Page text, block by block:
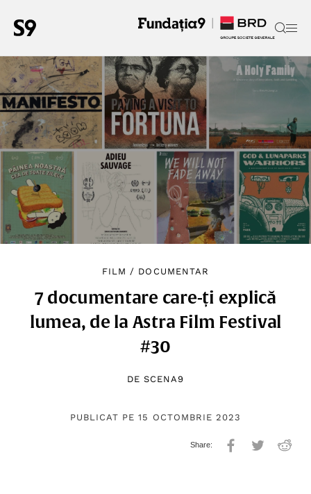
FILM / DOCUMENTAR
7 documentare care-ți explică
lumea, de la Astra Film Festival
#30
DE SCENA9
PUBLICAT PE 15 OCTOMBRIE 2023